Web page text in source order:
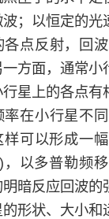
波；以恒定的
各点反射，回
一方面，通常
星上的各点有
率在小行星不
样可以形成一
，以多普勒频
暗反应回波的
形状、大小和